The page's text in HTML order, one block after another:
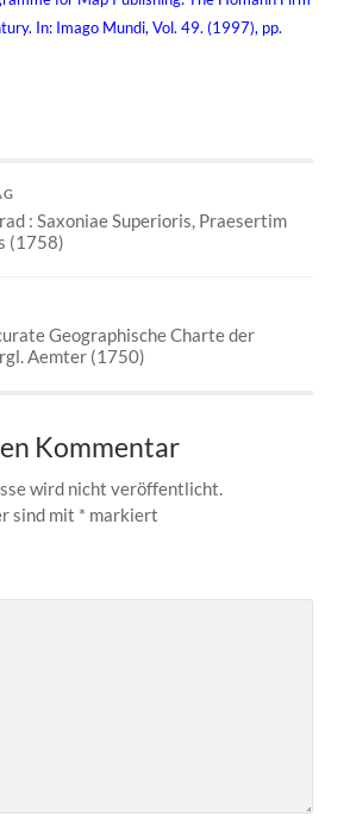
In: Imago Mundi, Vol. 49. (1997), pp.
: Saxoniae Superioris, Praesertim
(1758)
Geographische Charte der
Aemter (1750)
Kommentar
wird nicht veröffentlicht.
sind mit * markiert